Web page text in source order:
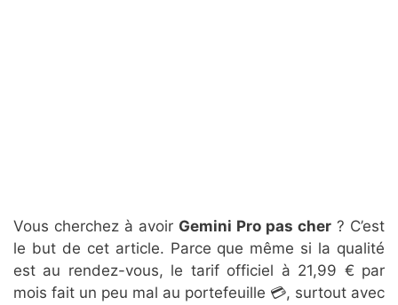
Vous cherchez à avoir Gemini Pro pas cher ? C’est
le but de cet article. Parce que même si la qualité
est au rendez-vous, le tarif officiel à 21,99 € par
mois fait un peu mal au portefeuille 💳, surtout avec